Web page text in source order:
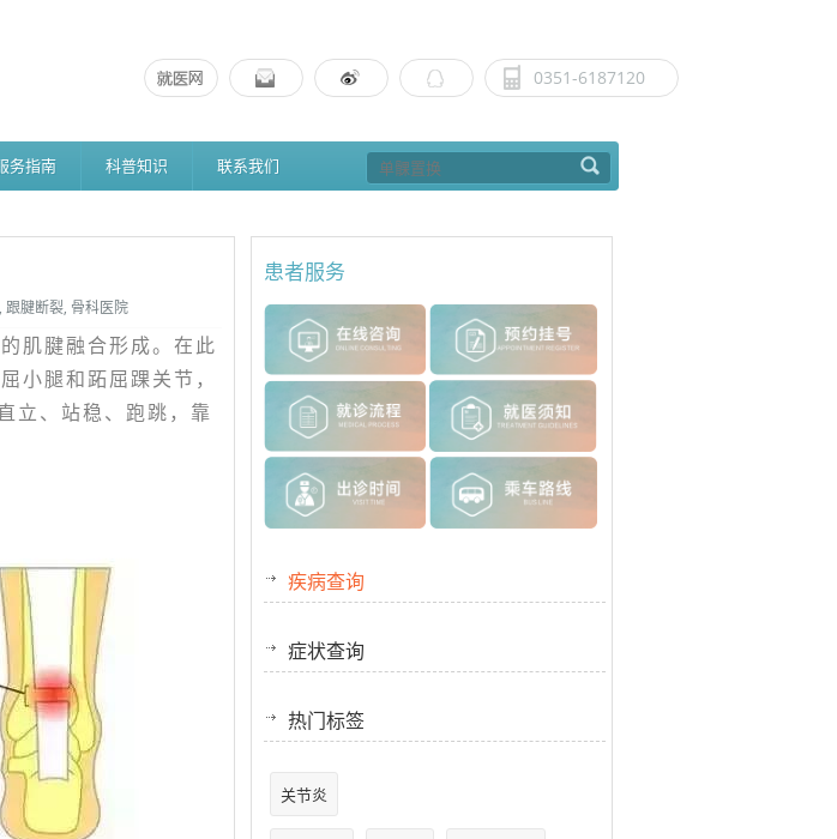
0351-6187120
务指南 科普知识 联系我们
, 跟腱断裂, 骨科医院
肌腱融合形成。在此
小腿和跖屈踝关节，
立、站稳、跑跳，靠
患者服务
疾病查询
症状查询
热门标签
关节炎